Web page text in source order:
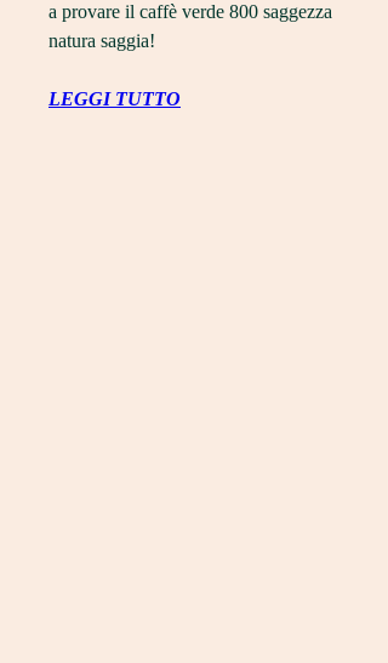
a provare il caffè verde 800 saggezza
natura saggia!
LEGGI TUTTO